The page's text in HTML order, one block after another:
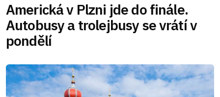
Americká v Plzni jde do finále.
Autobusy a trolejbusy se vrátí v
pondělí